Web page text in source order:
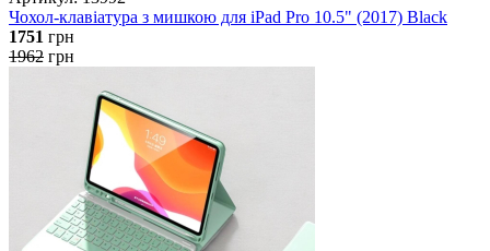
Чохол-клавіатура з мишкою для iPad Pro 10.5" (2017) Black
1751 грн
1962 грн